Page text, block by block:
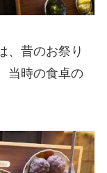
、昔のお祭り
当時の食卓の